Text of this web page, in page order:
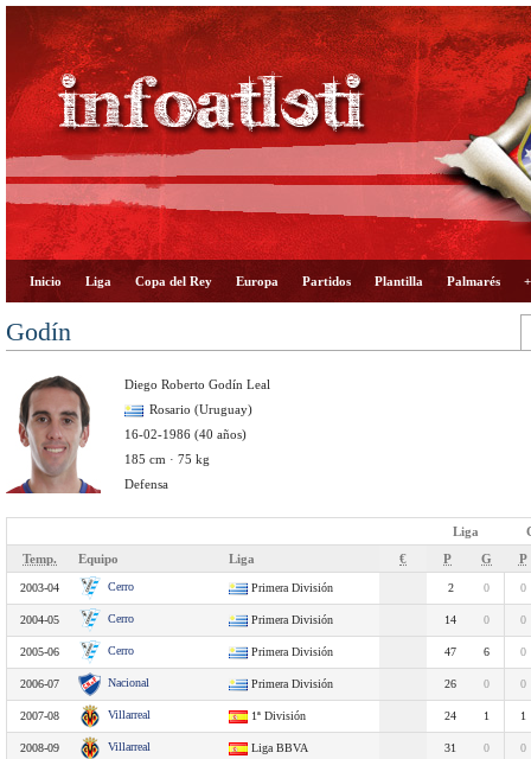
Inicio Liga Copa del Rey Europa Partidos Plantilla Palmarés
Godín
Diego Roberto Godín Leal
Rosario (Uruguay)
16-02-1986 (40 años)
185 cm · 75 kg
Defensa
Liga
Temp.
Equipo Liga € P G P
2003-04 Cerro Primera División 2 0 0
2004-05 Cerro Primera División 14 0 0
2005-06 Cerro Primera División 47 6 0
2006-07 Nacional Primera División 26 0 0
2007-08 Villarreal 1ª División 24 1 1
2008-09 Villarreal Liga BBVA 31 0 0